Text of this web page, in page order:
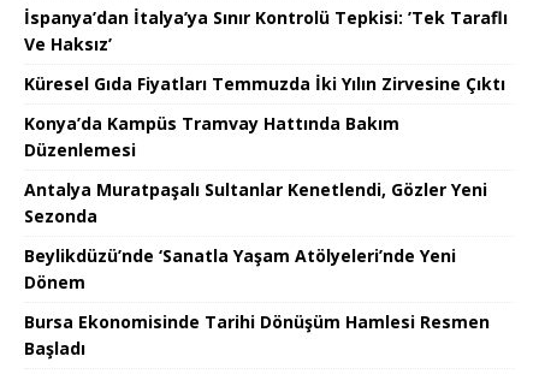
İspanya’dan İtalya’ya Sınır Kontrolü Tepkisi: ’Tek Taraflı
Ve Haksız’
Küresel Gıda Fiyatları Temmuzda İki Yılın Zirvesine Çıktı
Konya’da Kampüs Tramvay Hattında Bakım
Düzenlemesi
Antalya Muratpaşalı Sultanlar Kenetlendi, Gözler Yeni
Sezonda
Beylikdüzü’nde ‘Sanatla Yaşam Atölyeleri’nde Yeni
Dönem
Bursa Ekonomisinde Tarihi Dönüşüm Hamlesi Resmen
Başladı